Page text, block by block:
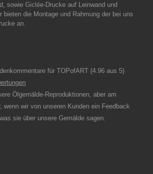
sowie Giclée-Drucke auf Leinwand und
bieten die Montage und Rahmung der bei uns
an.
für TOPofART (4.96 aus 5)
Ölgemälde-Reproduktionen, aber am
wenn wir von unseren Kunden ein Feedback
sie über unsere Gemälde sagen.